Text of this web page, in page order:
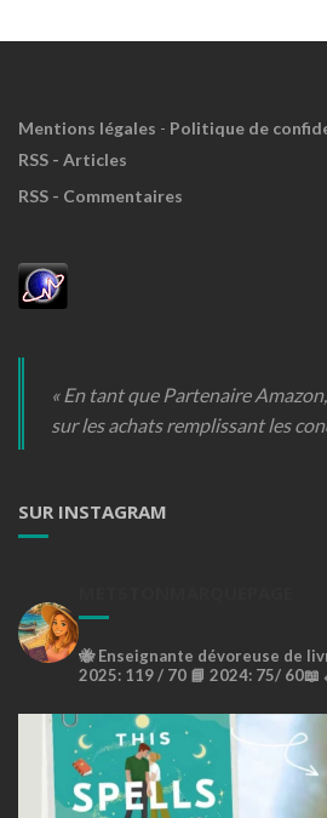
Mentions légales - Politique de
RSS - Articles
RSS - Commentaires
« En tant que Partenaire
sur les achats remplissant les
SUR INSTAGRAM
🐝Enseignante dévoreuse de
2025: 119 / 70 📘 2024: 75/ 60📖